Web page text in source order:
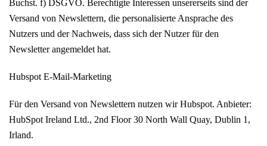
Buchst. f) DSGVO. Berechtigte Interessen unsererseits sind der
Versand von Newslettern, die personalisierte Ansprache des
Nutzers und der Nachweis, dass sich der Nutzer für den
Newsletter angemeldet hat.
Hubspot E-Mail-Marketing
Für den Versand von Newslettern nutzen wir Hubspot. Anbieter:
HubSpot Ireland Ltd., 2nd Floor 30 North Wall Quay, Dublin 1,
Irland.